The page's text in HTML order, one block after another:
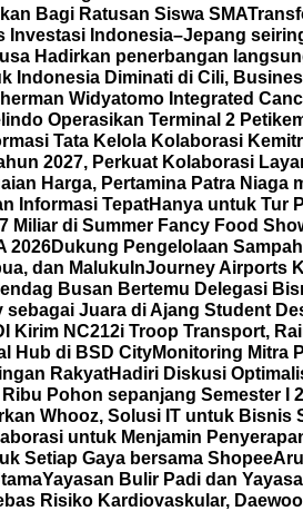
Bagi Ratusan Siswa SMA
Indonesia–Jepang
Hadirkan penerbangan
Indonesia Diminati di Cili,
Widyatomo Integrated
Operasikan Terminal 2
Tata Kelola Kolaborasi
2027, Perkuat Kolaborasi
Harga, Pertamina Patra
Informasi TepatHanya untuk Tur
Miliar di Summer Fancy Food
2026Dukung Pengelolaan
dan Maluku InJourney Airports
Busan Bertemu Delegasi
Juara di Ajang Student
Kirim NC212i Troop Transport,
Hub di BSD CityMonitoring Mitra
RakyatHadiri Diskusi
Pohon sepanjang Semester I
Whooz, Solusi IT untuk Bisnis
untuk Menjamin
Setiap Gaya bersama Shopee
Yayasan Bulir Padi dan
Risiko Kardiovaskular,